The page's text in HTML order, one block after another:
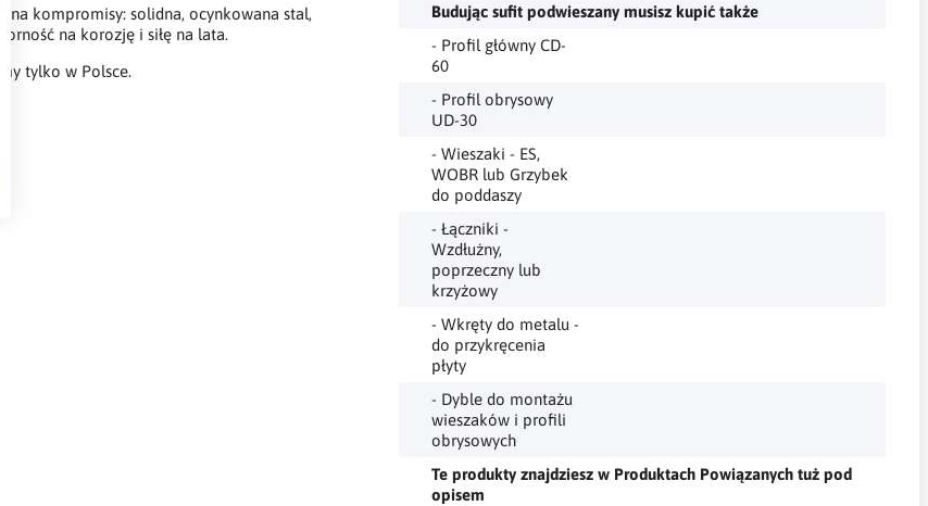
na kompromisy: solidna, ocynkowana stal,
na korozję i siłę na lata.
tylko w Polsce.
Budując sufit podwieszany musisz kupić także
- Profil główny CD-
60
- Profil obrysowy
UD-30
- Wieszaki - ES,
WOBR lub Grzybek
do poddaszy
- Łączniki -
Wzdłużny,
poprzeczny lub
krzyżowy
- Wkręty do metalu -
do przykręcenia
płyty
- Dyble do montażu
wieszaków i profili
obrysowych
Te produkty znajdziesz w Produktach Powiązanych tuż pod
opisem